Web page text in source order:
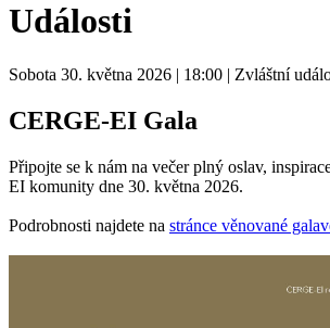
Události
Sobota 30. května 2026 | 18:00 | Zvláštní
CERGE-EI Gala
Připojte se k nám na večer plný oslav,
EI komunity dne 30. května 2026.
Podrobnosti najdete na stránce věnované